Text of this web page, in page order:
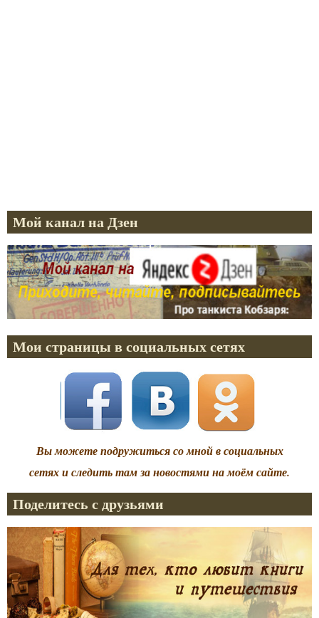
Мой канал на Дзен
Мои страницы в социальных сетях
Вы можете подружиться со мной в социальных
сетях и следить там за новостями на моём сайте.
Поделитесь с друзьями